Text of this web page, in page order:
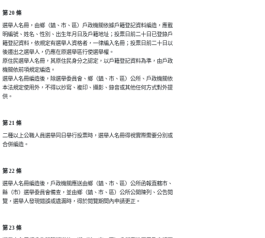
第 20 條
選舉人名冊，由鄉（鎮、市、區）戶政機關依據戶籍登記資料編造，應載
明編號、姓名、性別、出生年月日及戶籍地址；投票日前二十日已登錄戶
籍登記資料，依規定有選舉人資格者，一律編入名冊；投票日前二十日以
後遷出之選舉人，仍應在原選舉區行使選舉權。
原住民選舉人名冊，其原住民身分之認定，以戶籍登記資料為準，由戶政
機關依前項規定編造。
選舉人名冊編造後，除選舉委員會、鄉（鎮、市、區）公所、戶政機關依
本法規定使用外，不得以抄寫、複印、攝影、錄音或其他任何方式對外提
供。
第 21 條
二種以上公職人員選舉同日舉行投票時，選舉人名冊得視實際需要分別或
合併編造。
第 22 條
選舉人名冊編造後，戶政機關應送由鄉（鎮、市、區）公所函報直轄市、
縣（市）選舉委員會備查，並由鄉（鎮、市、區）公所公開陳列、公告閱
覽，選舉人發現錯誤或遺漏時，得於閱覽期間內申請更正。
第 23 條